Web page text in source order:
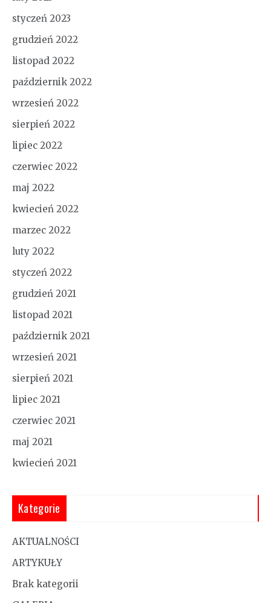
styczeń 2023
grudzień 2022
listopad 2022
październik 2022
wrzesień 2022
sierpień 2022
lipiec 2022
czerwiec 2022
maj 2022
kwiecień 2022
marzec 2022
luty 2022
styczeń 2022
grudzień 2021
listopad 2021
październik 2021
wrzesień 2021
sierpień 2021
lipiec 2021
czerwiec 2021
maj 2021
kwiecień 2021
Kategorie
AKTUALNOŚCI
ARTYKUŁY
Brak kategorii